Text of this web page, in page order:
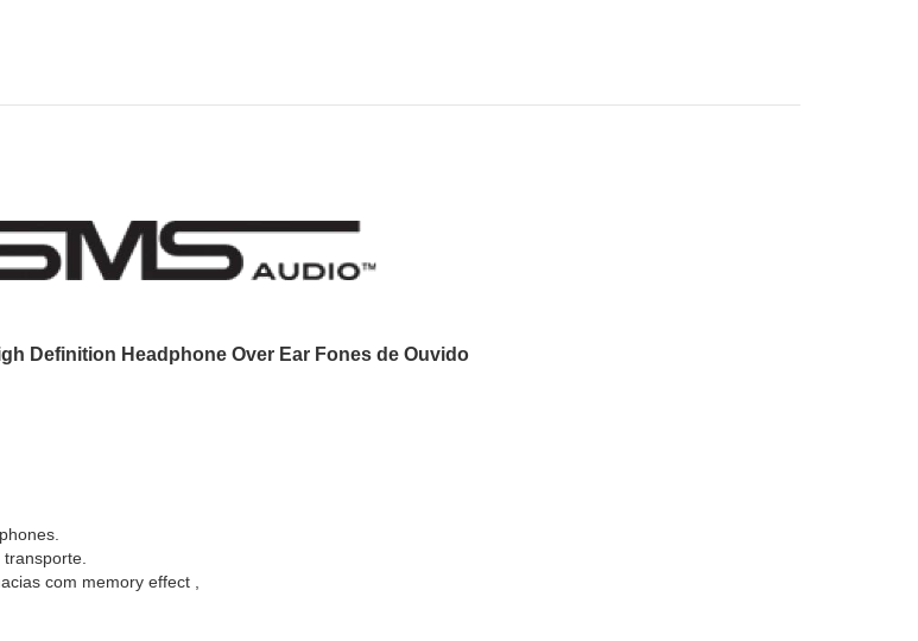
Definition Headphone Over Ear Fones de Ouvido
com memory effect ,